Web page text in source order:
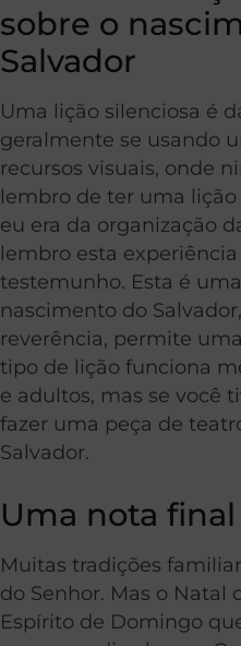
sobre o
Salvador
Uma lição silenciosa é
geralmente se usando
recursos visuais, onde
lembro de ter uma
eu era da organização
lembro esta
testemunho. Esta é
nascimento do
reverência, permite
tipo de lição funciona
e adultos, mas se você
fazer uma peça de
Salvador.
Uma nota final
Muitas tradições
do Senhor. Mas o
Espírito de Domingo